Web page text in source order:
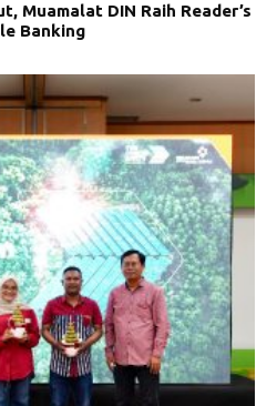
Muamalat DIN Raih Reader’s
Banking